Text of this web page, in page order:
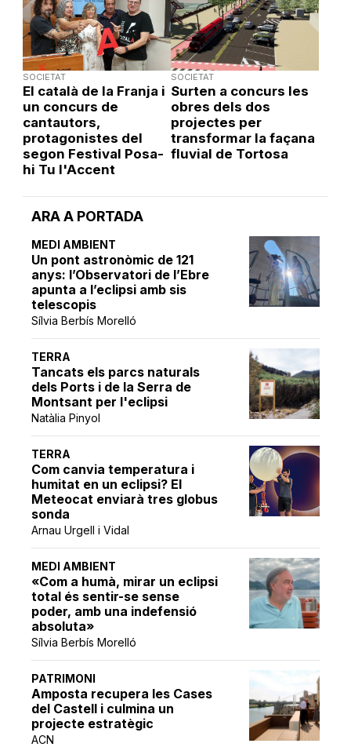
ARA A PORTADA
MEDI AMBIENT
Un pont astronòmic de 121
anys: l’Observatori de l’Ebre
apunta a l’eclipsi amb sis
telescopis
Sílvia Berbís Morelló
TERRA
Tancats els parcs naturals
dels Ports i de la Serra de
Montsant per l'eclipsi
Natàlia Pinyol
TERRA
Com canvia temperatura i
humitat en un eclipsi? El
Meteocat enviarà tres globus
sonda
Arnau Urgell i Vidal
MEDI AMBIENT
«Com a humà, mirar un eclipsi
total és sentir-se sense
poder, amb una indefensió
absoluta»
Sílvia Berbís Morelló
PATRIMONI
Amposta recupera les Cases
del Castell i culmina un
projecte estratègic
ACN
SOCIETAT
El català de la Franja i
un concurs de
cantautors,
protagonistes del
segon Festival Posa-
hi Tu l'Accent
SOCIETAT
Surten a concurs les
obres dels dos
projectes per
transformar la façana
fluvial de Tortosa